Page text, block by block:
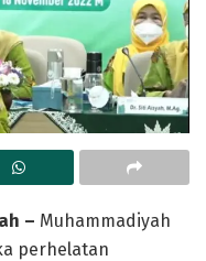
– Muhammadiyah
perhelatan